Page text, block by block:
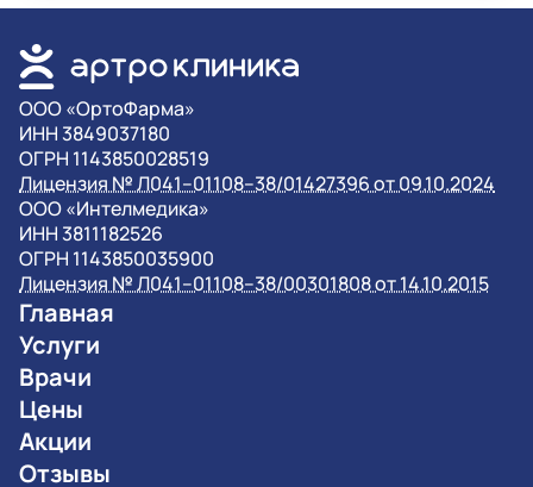
OOO «ОртоФарма»
ИНН 3849037180
ОГРН 1143850028519
Лицензия № Л041–01108–38/01427396 от 09.10.2024
OOO «Интелмедика»
ИНН 3811182526
ОГРН 1143850035900
Лицензия № Л041–01108–38/00301808 от 14.10.2015
Главная
Услуги
Врачи
Цены
Акции
Отзывы